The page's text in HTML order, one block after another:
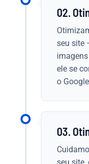
02.
seu site
ele se
o
03.